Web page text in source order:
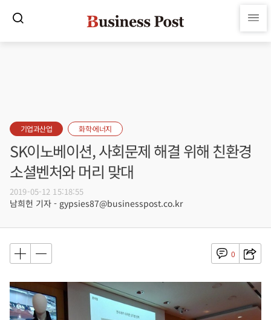
기업과산업 화학·에너지
SK이노베이션, 사회문제 해결 위해 친환경
소셜벤처와 머리 맞대
2019-05-12 15:18:55
남희헌 기자 - gypsies87@businesspost.co.kr
0